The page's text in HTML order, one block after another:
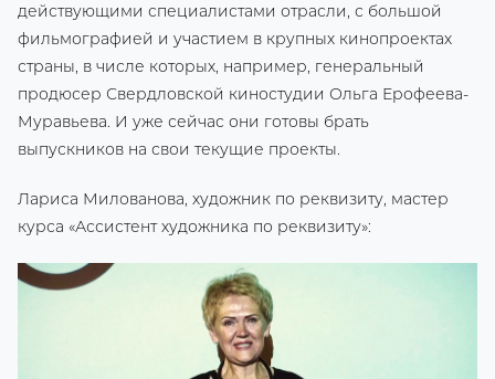
действующими специалистами отрасли, с большой
фильмографией и участием в крупных кинопроектах
страны, в числе которых, например, генеральный
продюсер Свердловской киностудии Ольга Ерофеева-
Муравьева. И уже сейчас они готовы брать
выпускников на свои текущие проекты.
Лариса Милованова, художник по реквизиту, мастер
курса «Ассистент художника по реквизиту»: